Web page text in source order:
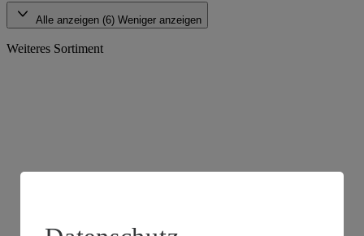
Alle anzeigen (6) Weniger anzeigen
Weiteres Sortiment